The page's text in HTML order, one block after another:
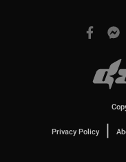
Privacy Policy |